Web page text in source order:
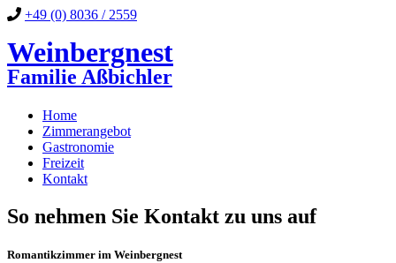
+49 (0) 8036 / 2559
Weinbergnest
Familie Aßbichler
Home
Zimmerangebot
Gastronomie
Freizeit
Kontakt
So nehmen Sie Kontakt zu uns auf
Romantikzimmer im Weinbergnest